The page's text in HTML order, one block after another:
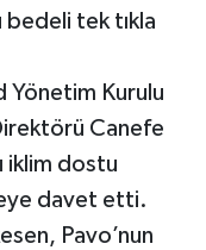
tek tıkla
Kurulu
Canefe
iklim dostu
davet etti.
Pavo’nun